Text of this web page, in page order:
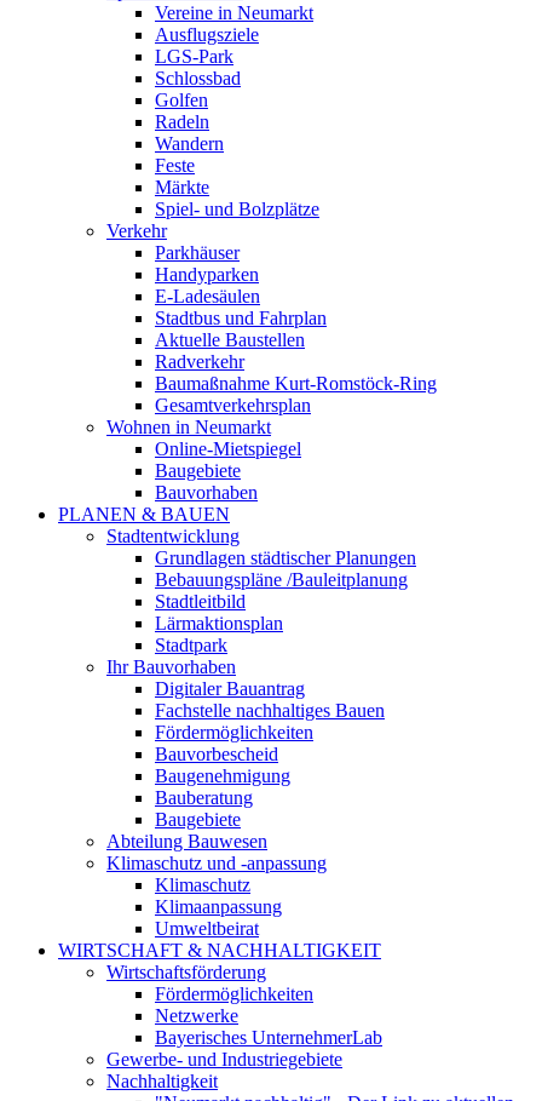
Vereine in Neumarkt
Ausflugsziele
LGS-Park
Schlossbad
Golfen
Radeln
Wandern
Feste
Märkte
Spiel- und Bolzplätze
Verkehr
Parkhäuser
Handyparken
E-Ladesäulen
Stadtbus und Fahrplan
Aktuelle Baustellen
Radverkehr
Baumaßnahme Kurt-Romstöck-Ring
Gesamtverkehrsplan
Wohnen in Neumarkt
Online-Mietspiegel
Baugebiete
Bauvorhaben
PLANEN & BAUEN
Stadtentwicklung
Grundlagen städtischer Planungen
Bebauungspläne /Bauleitplanung
Stadtleitbild
Lärmaktionsplan
Stadtpark
Ihr Bauvorhaben
Digitaler Bauantrag
Fachstelle nachhaltiges Bauen
Fördermöglichkeiten
Bauvorbescheid
Baugenehmigung
Bauberatung
Baugebiete
Abteilung Bauwesen
Klimaschutz und -anpassung
Klimaschutz
Klimaanpassung
Umweltbeirat
WIRTSCHAFT & NACHHALTIGKEIT
Wirtschaftsförderung
Fördermöglichkeiten
Netzwerke
Bayerisches UnternehmerLab
Gewerbe- und Industriegebiete
Nachhaltigkeit